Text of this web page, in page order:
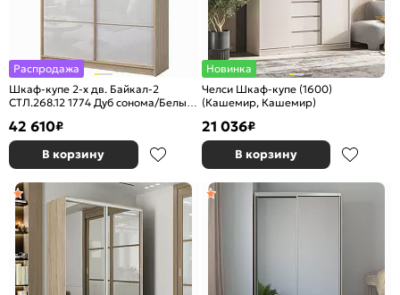
Распродажа
Шкаф-купе 2-х дв. Байкал-2
СТЛ.268.12 1774 Дуб сонома/Белый
42 610₽
В корзину
Новинка
Челси Шкаф-купе (1600)
(Кашемир, Кашемир)
21 036₽
В корзину